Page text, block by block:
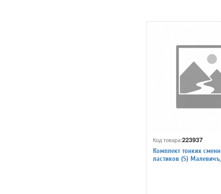
Код товара:223937
Комплект тонких
ластиков (S)